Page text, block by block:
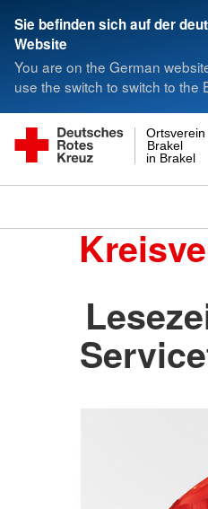
Sie befinden sich auf der
Website
You are on the German
use the switch to switch to the
in Brakel
Brakel
Ortsverein